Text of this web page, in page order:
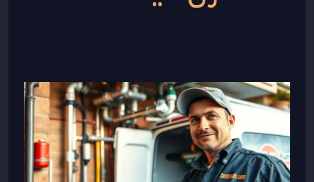
فني
صحي
تيماء
|
50267365